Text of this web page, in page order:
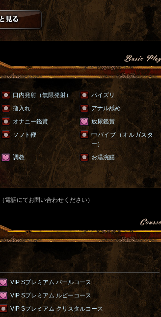
口内発射（無限発射）
パイズリ
指入れ
アナル舐め
オナニー鑑賞
放尿鑑賞
ソフト鞭
中バイブ（オルガスタ
ー）
調教
お湯浣腸
電話にてお問い合わせください）
VIP Sプレミアム パールコース
VIP Sプレミアム ルビーコース
VIP Sプレミアム クリスタルコース